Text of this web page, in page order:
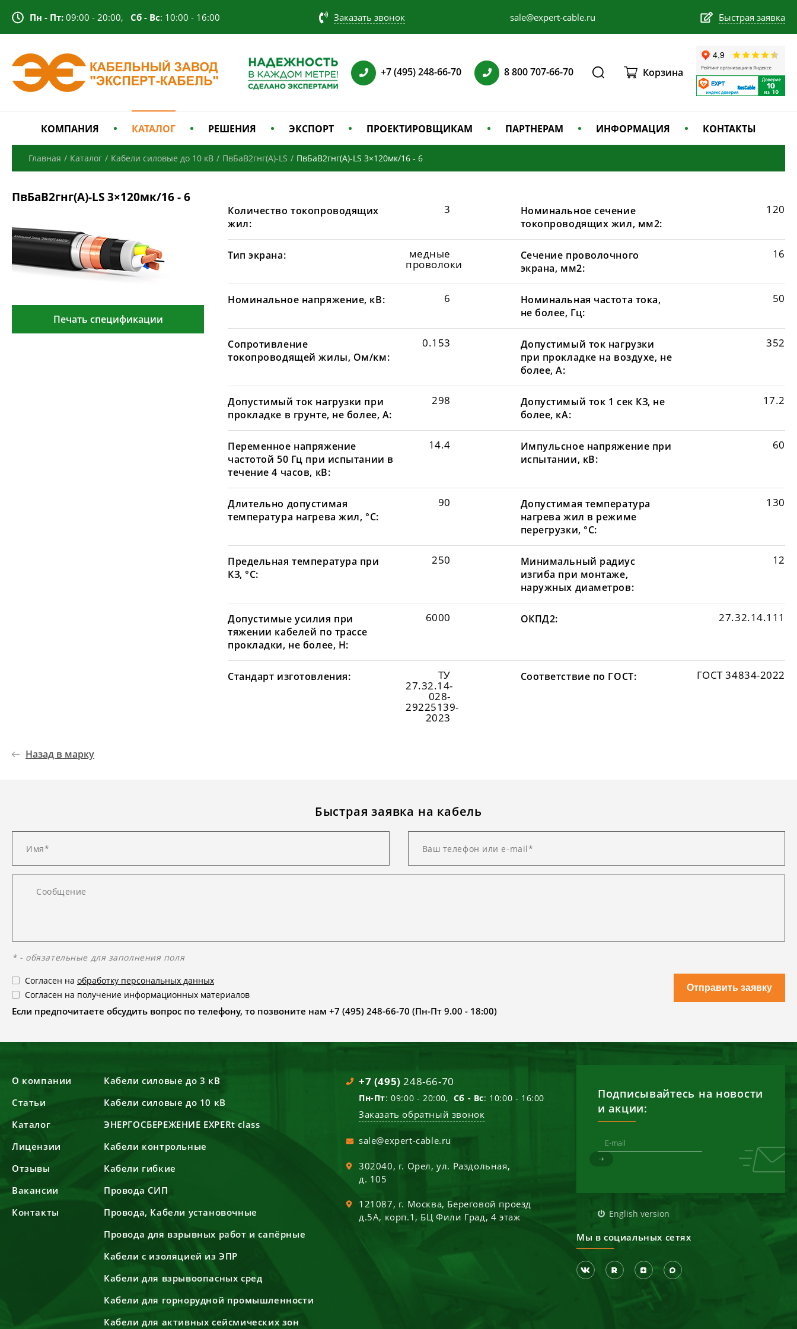
Пн - Пт: 09:00 - 20:00, Сб - Вс: 10:00 - 16:00 Заказать звонок sale@expert-cable.ru Быстрая заявка
+7 (495) 248-66-70 8 800 707-66-70 Корзина
КОМПАНИЯ КАТАЛОГ РЕШЕНИЯ ЭКСПОРТ ПРОЕКТИРОВЩИКАМ ПАРТНЕРАМ ИНФОРМАЦИЯ КОНТАКТЫ
Главная / Каталог / Кабели силовые до 10 кВ / ПвБаВ2гнг(А)-LS / ПвБаВ2гнг(А)-LS 3×120мк/16 - 6
ПвБаВ2гнг(А)-LS 3×120мк/16 - 6
Печать спецификации
Количество токопроводящих
жил:
3
Номинальное сечение
токопроводящих жил, мм2:
120
Тип экрана: медные
проволоки
Сечение проволочного
экрана, мм2:
16
Номинальное напряжение, кВ: 6
Номинальная частота тока,
не более, Гц:
50
Сопротивление
токопроводящей жилы, Ом/км:
0.153
Допустимый ток нагрузки
при прокладке на воздухе, не
более, А:
352
Допустимый ток нагрузки при
прокладке в грунте, не более, А:
298
Допустимый ток 1 сек КЗ, не
более, кА:
17.2
Переменное напряжение
частотой 50 Гц при испытании в
течение 4 часов, кВ:
14.4
Импульсное напряжение при
испытании, кВ:
60
Длительно допустимая
температура нагрева жил, °С:
90
Допустимая температура
нагрева жил в режиме
перегрузки, °С:
130
Предельная температура при
КЗ, °С:
250
Минимальный радиус
изгиба при монтаже,
наружных диаметров:
12
Допустимые усилия при
тяжении кабелей по трассе
прокладки, не более, Н:
6000 ОКПД2: 27.32.14.111
Стандарт изготовления: ТУ
27.32.14-
028-
29225139-
2023
Соответствие по ГОСТ: ГОСТ 34834-2022
Назад в марку
Быстрая заявка на кабель
* - обязательные для заполнения поля
Согласен на обработку персональных данных
Согласен на получение информационных материалов
Если предпочитаете обсудить вопрос по телефону, то позвоните нам +7 (495) 248-66-70 (Пн-Пт 9.00 - 18:00)
Отправить заявку
О компании
Статьи
Каталог
Лицензии
Отзывы
Вакансии
Контакты
Кабели силовые до 3 кВ
Кабели силовые до 10 кВ
ЭНЕРГОСБЕРЕЖЕНИЕ EXPERt class
Кабели контрольные
Кабели гибкие
Провода СИП
Провода, Кабели установочные
Провода для взрывных работ и сапёрные
Кабели с изоляцией из ЭПР
Кабели для взрывоопасных сред
Кабели для горнорудной промышленности
Кабели для активных сейсмических зон
+7 (495) 248-66-70
Пн-Пт: 09:00 - 20:00, Сб - Вс: 10:00 - 16:00
Заказать обратный звонок
sale@expert-cable.ru
302040, г. Орел,ул. Раздольная,
д. 105
121087, г. Москва, Береговой проезд
д.5А, корп.1, БЦ Фили Град, 4 этаж
Подписывайтесь на новости
и акции:
English version
Мы в социальных сетях